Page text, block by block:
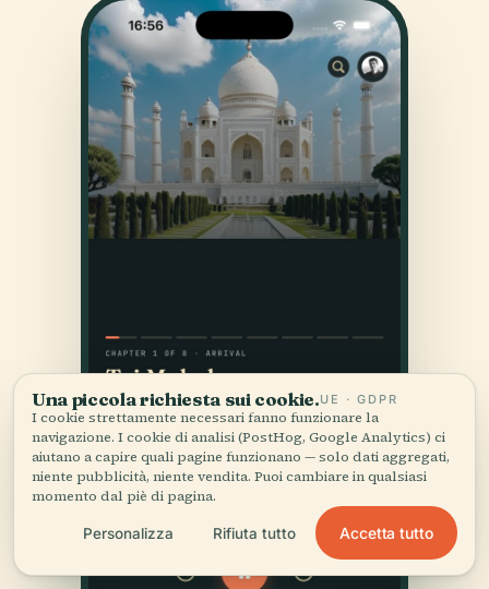
Una piccola richiesta sui cookie.UE · GDPR
I cookie strettamente necessari fanno funzionare la
navigazione. I cookie di analisi (PostHog, Google Analytics) ci
aiutano a capire quali pagine funzionano — solo dati aggregati,
niente pubblicità, niente vendita. Puoi cambiare in qualsiasi
momento dal piè di pagina.
Personalizza Rifiuta tutto Accetta tutto